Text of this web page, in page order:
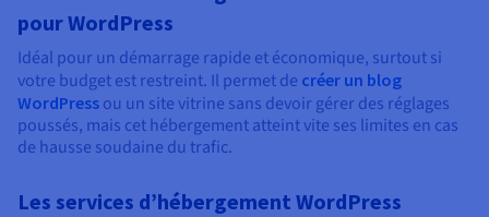
pour WordPress
Idéal pour un démarrage rapide et économique, surtout si
votre budget est restreint. Il permet de créer un blog
WordPress ou un site vitrine sans devoir gérer des réglages
poussés, mais cet hébergement atteint vite ses limites en cas
de hausse soudaine du trafic.
Les services d’hébergement WordPress